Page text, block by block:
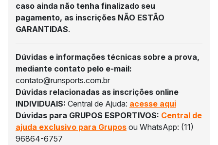
caso ainda não tenha finalizado seu
pagamento, as inscrições NÃO ESTÃO
GARANTIDAS.
Dúvidas e informações técnicas sobre a prova,
mediante contato pelo e-mail:
contato@runsports.com.br
Dúvidas relacionadas as inscrições online
INDIVIDUAIS: Central de Ajuda: acesse aqui
Dúvidas para GRUPOS ESPORTIVOS: Central de
ajuda exclusivo para Grupos ou WhatsApp: (11)
96864-6757